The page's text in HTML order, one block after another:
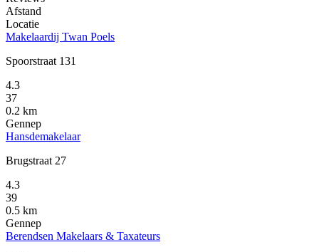
Afstand
Locatie
Makelaardij Twan Poels
Spoorstraat 131
4.3
37
0.2 km
Gennep
Hansdemakelaar
Brugstraat 27
4.3
39
0.5 km
Gennep
Berendsen Makelaars & Taxateurs